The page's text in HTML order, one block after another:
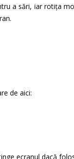
a sări, iar rotița
de aici:
ecranul dacă